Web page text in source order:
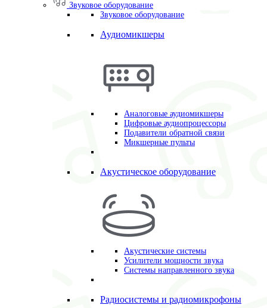
Звуковое оборудование
Звуковое оборудование
Аудиомикшеры
Аналоговые аудиомикшеры
Цифровые аудиопроцессоры
Подавители обратной связи
Микшерные пульты
Акустическое оборудование
Акустические системы
Усилители мощности звука
Системы направленного звука
Радиосистемы и радиомикрофоны